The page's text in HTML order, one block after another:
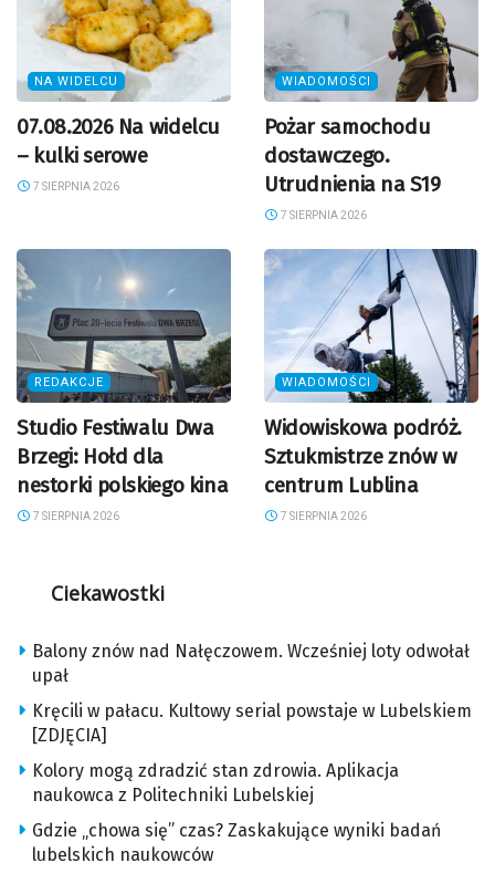
NA WIDELCU
07.08.2026 Na widelcu
– kulki serowe
7 SIERPNIA 2026
WIADOMOŚCI
Pożar samochodu
dostawczego.
Utrudnienia na S19
7 SIERPNIA 2026
REDAKCJE
Studio Festiwalu Dwa
Brzegi: Hołd dla
nestorki polskiego kina
7 SIERPNIA 2026
WIADOMOŚCI
Widowiskowa podróż.
Sztukmistrze znów w
centrum Lublina
7 SIERPNIA 2026
Ciekawostki
Balony znów nad Nałęczowem. Wcześniej loty odwołał
upał
Kręcili w pałacu. Kultowy serial powstaje w Lubelskiem
[ZDJĘCIA]
Kolory mogą zdradzić stan zdrowia. Aplikacja
naukowca z Politechniki Lubelskiej
Gdzie „chowa się” czas? Zaskakujące wyniki badań
lubelskich naukowców